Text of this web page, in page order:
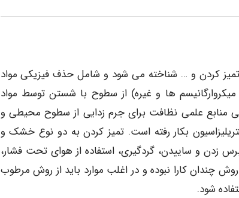
کردن و … شناخته می شود و شامل حذف فیزیکی مواد
ها و غیره) از سطوح با شستن توسط مواد
منابع علمی نظافت برای جرم زدایی از سطوح محیطی و
بکار رفته است. تمیز کردن به دو نوع خشک و
زدن و ساییدن، گردگیری، استفاده از هوای تحت فشار،
چندان کارا نبوده و در اغلب موارد باید از روش مرطوب
شود.